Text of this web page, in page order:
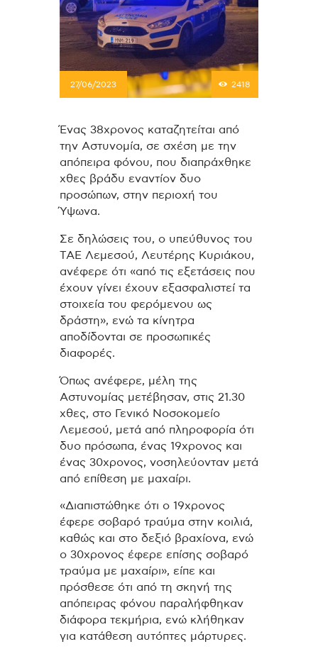
27/06/2023 2418
Ένας 38χρονος καταζητείται από
την Αστυνομία, σε σχέση με την
απόπειρα φόνου, που διαπράχθηκε
χθες βράδυ εναντίον δυο
προσώπων, στην περιοχή του
Ύψωνα.
Σε δηλώσεις του, ο υπεύθυνος του
ΤΑΕ Λεμεσού, Λευτέρης Κυριάκου,
ανέφερε ότι «από τις εξετάσεις που
έχουν γίνει έχουν εξασφαλιστεί τα
στοιχεία του φερόμενου ως
δράστη», ενώ τα κίνητρα
αποδίδονται σε προσωπικές
διαφορές.
Όπως ανέφερε, μέλη της
Αστυνομίας μετέβησαν, στις 21.30
χθες, στο Γενικό Νοσοκομείο
Λεμεσού, μετά από πληροφορία ότι
δυο πρόσωπα, ένας 19χρονος και
ένας 30χρονος, νοσηλεύονταν μετά
από επίθεση με μαχαίρι.
«Διαπιστώθηκε ότι ο 19χρονος
έφερε σοβαρό τραύμα στην κοιλιά,
καθώς και στο δεξιό βραχίονα, ενώ
ο 30χρονος έφερε επίσης σοβαρό
τραύμα με μαχαίρι», είπε και
πρόσθεσε ότι από τη σκηνή της
απόπειρας φόνου παραλήφθηκαν
διάφορα τεκμήρια, ενώ κλήθηκαν
για κατάθεση αυτόπτες μάρτυρες.